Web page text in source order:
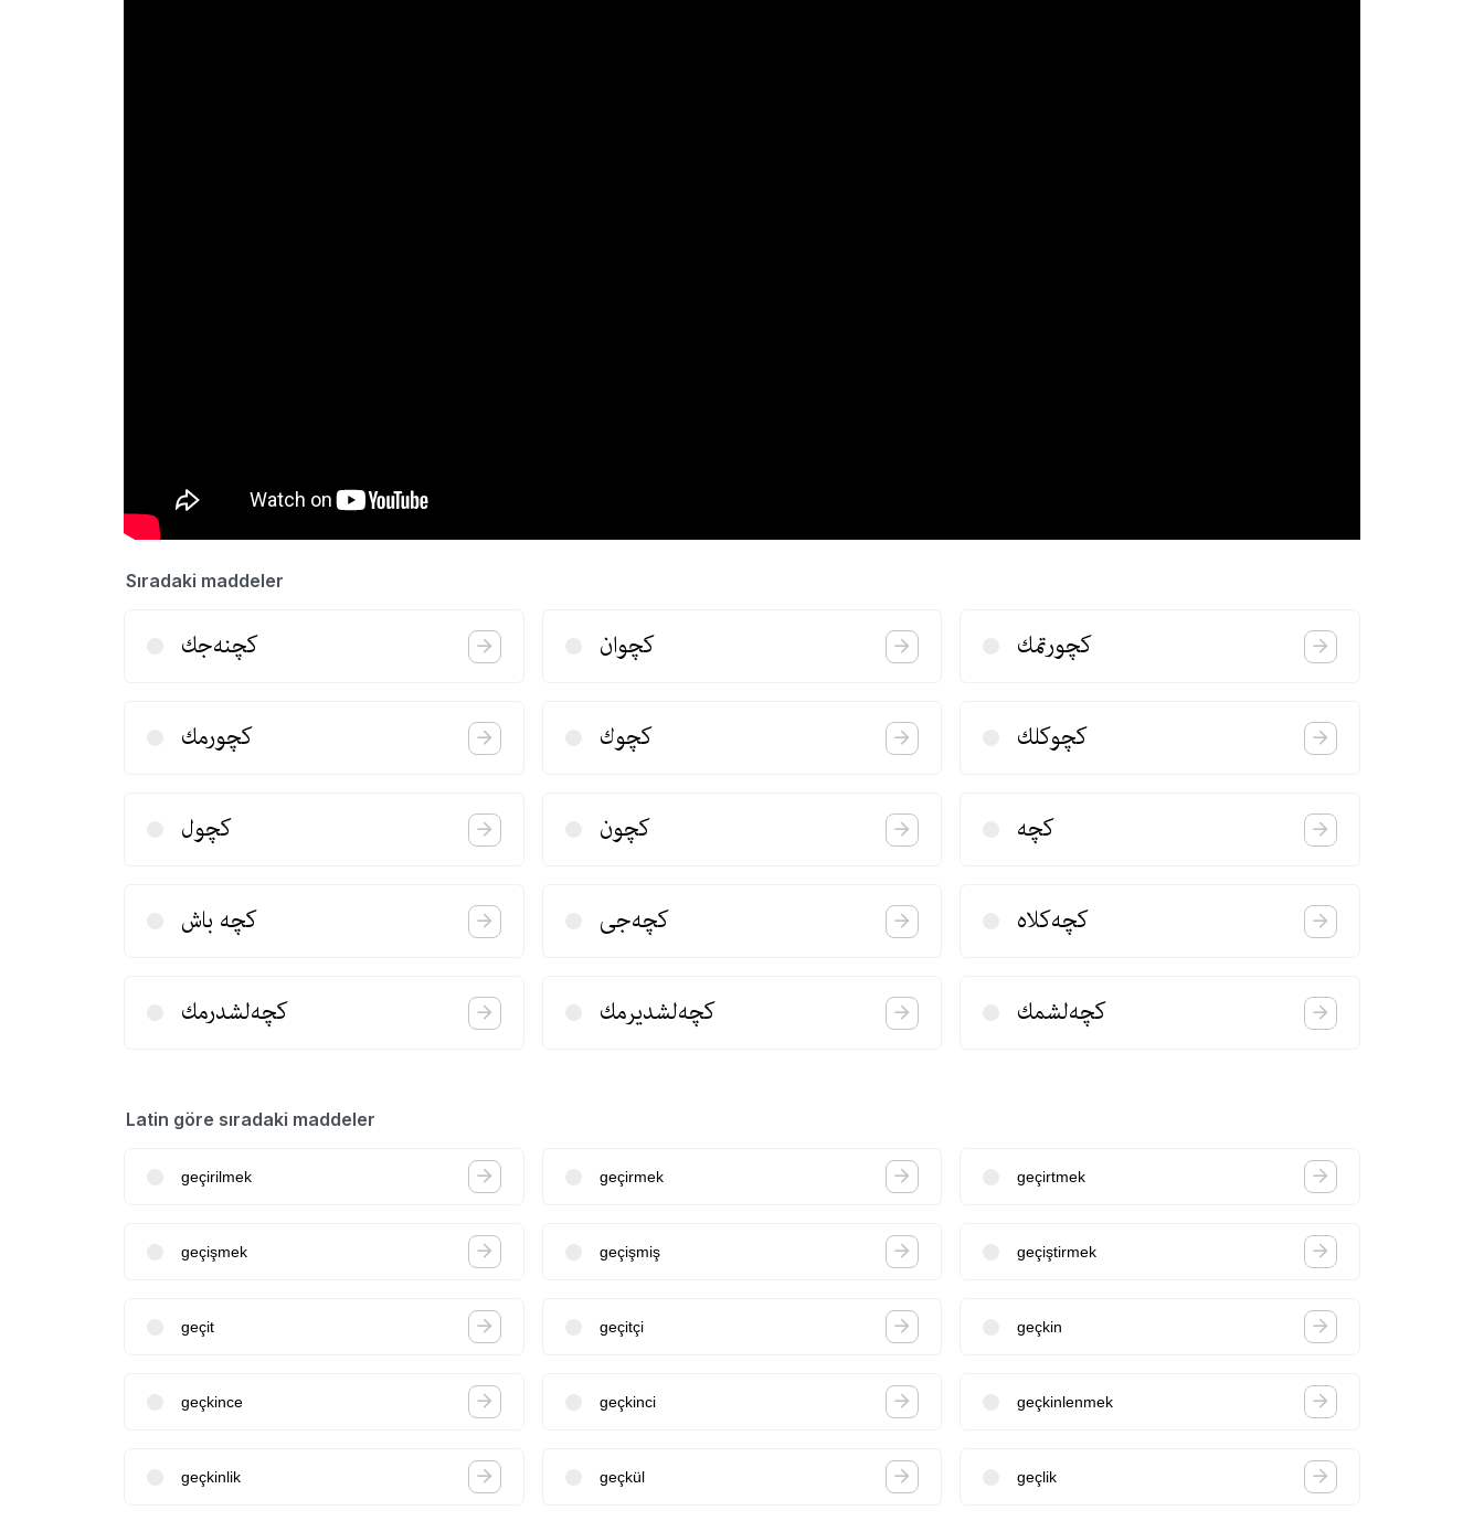
Sıradaki maddeler
كچنه‌جك كچوان كچورتمك
كچورمك كچوك كچوكلك
كچول كچون كچه
كچه باش كچه‌جی كچه‌كلاه
كچه‌لشدرمك كچه‌لشدیرمك كچه‌لشمك
Latin göre sıradaki maddeler
geçirilmek geçirmek geçirtmek
geçişmek geçişmiş geçiştirmek
geçit geçitçi geçkin
geçkince geçkinci geçkinlenmek
geçkinlik geçkül geçlik